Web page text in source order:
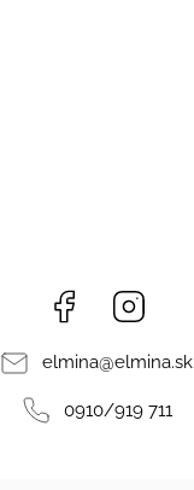
Facebook
elmina@elmina.sk
0910/919 711